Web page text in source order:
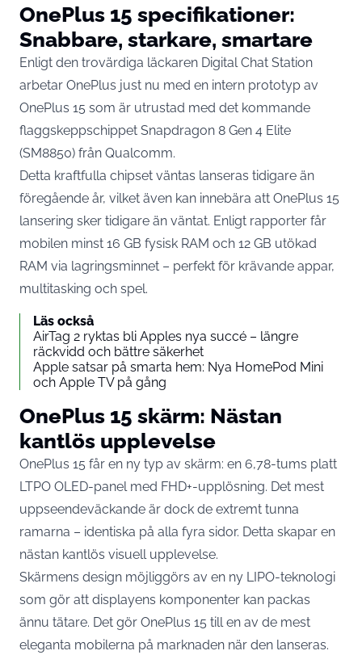
OnePlus 15 specifikationer:
Snabbare, starkare, smartare
Enligt den trovärdiga läckaren Digital Chat Station
arbetar OnePlus just nu med en intern prototyp av
OnePlus 15 som är utrustad med det kommande
flaggskeppschippet Snapdragon 8 Gen 4 Elite
(SM8850) från Qualcomm.
Detta kraftfulla chipset väntas lanseras tidigare än
föregående år, vilket även kan innebära att OnePlus 15
lansering sker tidigare än väntat. Enligt rapporter får
mobilen minst 16 GB fysisk RAM och 12 GB utökad
RAM via lagringsminnet – perfekt för krävande appar,
multitasking och spel.
Läs också
AirTag 2 ryktas bli Apples nya succé – längre
räckvidd och bättre säkerhet
Apple satsar på smarta hem: Nya HomePod Mini
och Apple TV på gång
OnePlus 15 skärm: Nästan
kantlös upplevelse
OnePlus 15 får en ny typ av skärm: en 6,78-tums platt
LTPO OLED-panel med FHD+-upplösning. Det mest
uppseendeväckande är dock de extremt tunna
ramarna – identiska på alla fyra sidor. Detta skapar en
nästan kantlös visuell upplevelse.
Skärmens design möjliggörs av en ny LIPO-teknologi
som gör att displayens komponenter kan packas
ännu tätare. Det gör OnePlus 15 till en av de mest
eleganta mobilerna på marknaden när den lanseras.